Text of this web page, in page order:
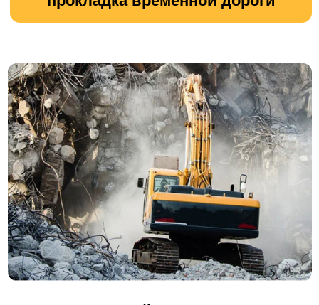
Вывоз земли
Наша компания предлагает
профессиональные услуги по вывозу
земли.